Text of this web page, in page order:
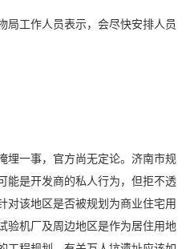
局工作人员表示，会尽快安排人员
埋一事，官方尚无定论。济南市规
能是开发商的私人行为，但拒不透
对该地区是否被规划为商业住宅用
验机厂及周边地区是作为居住用地